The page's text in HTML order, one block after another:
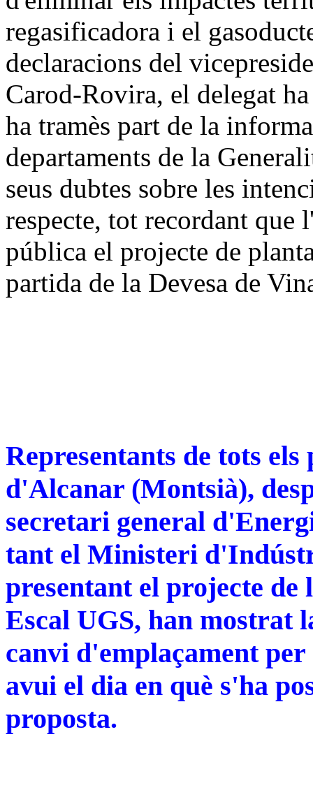
regasificadora i el
declaracions del
Carod-Rovira, el delegat
ha tramès part de la
departaments de la
seus dubtes sobre les
respecte, tot recordant que
pública el projecte de
partida de la Devesa de
Representants de tots
d'Alcanar (Montsià),
secretari general
tant el Ministeri
presentant el projecte de
Escal UGS, han mostrat
canvi d'emplaçament
avui el dia en què s'ha
proposta.